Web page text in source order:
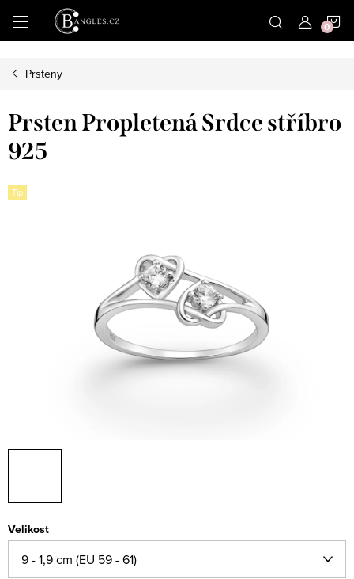
Přejít
na
Prsteny
Prsten Propletená Srdce stříbro
925
Tip
Velikost